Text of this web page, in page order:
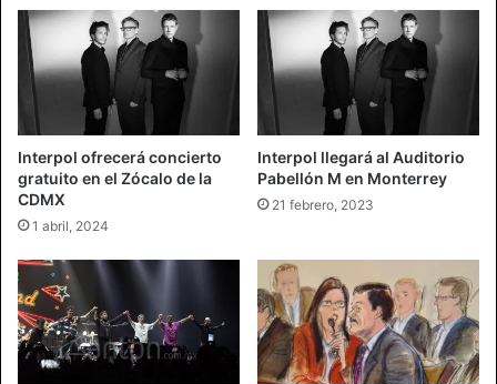
Interpol ofrecerá concierto
gratuito en el Zócalo de la
CDMX
1 abril, 2024
Interpol llegará al Auditorio
Pabellón M en Monterrey
21 febrero, 2023